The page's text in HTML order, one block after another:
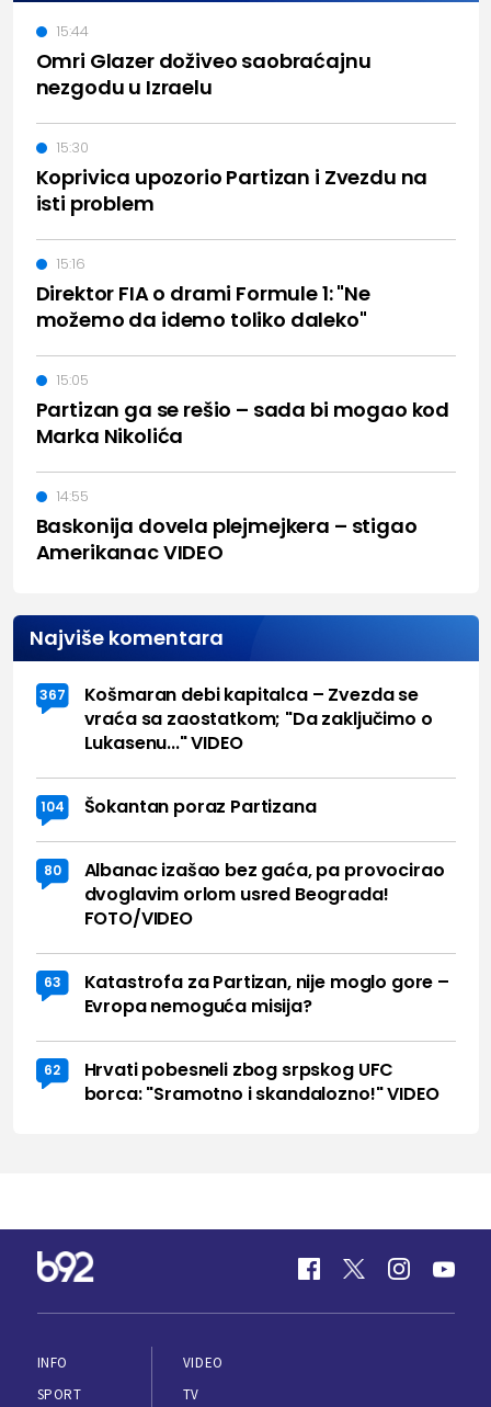
Omri Glazer doživeo saobraćajnu
nezgodu u Izraelu
15:44
Koprivica upozorio Partizan i Zvezdu na
isti problem
15:30
Direktor FIA o drami Formule 1: "Ne
možemo da idemo toliko daleko"
15:16
Partizan ga se rešio – sada bi mogao kod
Marka Nikolića
15:05
Baskonija dovela plejmejkera – stigao
Amerikanac VIDEO
14:55
Najviše komentara
367
Košmaran debi kapitalca – Zvezda se
vraća sa zaostatkom; "Da zaključimo o
Lukasenu..." VIDEO
104 Šokantan poraz Partizana
80
Albanac izašao bez gaća, pa provocirao
dvoglavim orlom usred Beograda!
FOTO/VIDEO
63
Katastrofa za Partizan, nije moglo gore –
Evropa nemoguća misija?
62
Hrvati pobesneli zbog srpskog UFC
borca: "Sramotno i skandalozno!" VIDEO
INFO
SPORT
VIDEO
TV